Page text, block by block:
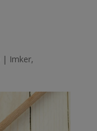
| Imker,